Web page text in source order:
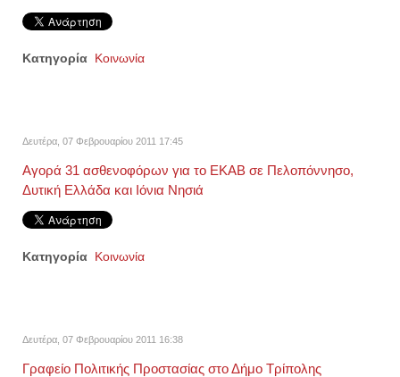
Κατηγορία Κοινωνία
Δευτέρα, 07 Φεβρουαρίου 2011 17:45
Αγορά 31 ασθενοφόρων για το ΕΚΑΒ σε Πελοπόννησο,
Δυτική Ελλάδα και Ιόνια Νησιά
Κατηγορία Κοινωνία
Δευτέρα, 07 Φεβρουαρίου 2011 16:38
Γραφείο Πολιτικής Προστασίας στο Δήμο Τρίπολης